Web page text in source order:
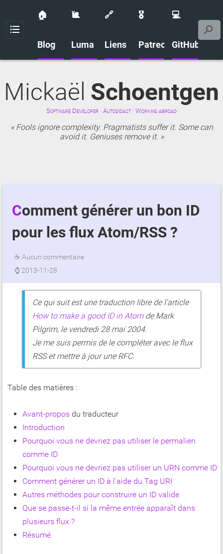
Menu
🏠
Blog
🐌
Luma
🔗
Liens
🎖️
Patreon
💻
GitHub
Mickaël Schoentgen
Software Developer · Autodidact · Working abroad
Fools ignore complexity. Pragmatists suffer it. Some can
avoid it. Geniuses remove it.
Comment générer un bon ID
pour les flux Atom/RSS ?
☕ Aucun commentaire
⌚ 2013-11-28
Ce qui suit est une traduction libre de l'article
How to make a good ID in Atomde Mark
Pilgrim, le vendredi 28 mai 2004.
Je me suis permis de le compléter avec le flux
RSS et mettre à jour une RFC.
Table des matières :
Avant-propos du traducteur
Introduction
Pourquoi vous ne devriez pas utiliser le permalien
comme ID
Pourquoi vous ne devriez pas utiliser un URN comme ID
Comment générer un ID à l'aide du Tag URI
Autres méthodes pour construire un ID valide
Que se passe-t-il si la même entrée apparaît dans
plusieurs flux ?
Résumé